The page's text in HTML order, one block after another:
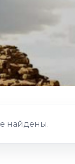
найдены.